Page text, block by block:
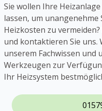
Sie wollen Ihre
lassen, um
Heizkosten zu
und kontaktieren Sie
unserem Fachwissen und
Werkzeugen zur
Ihr Heizsystem